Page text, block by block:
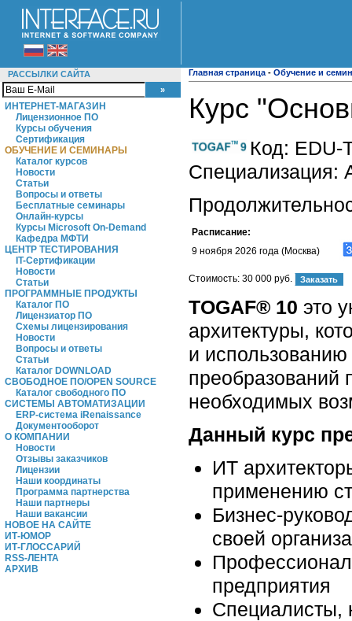
РАССЫЛКИ САЙТА
ИНТЕРНЕТ-МАГАЗИН
Лицензионное ПО
Курсы обучения
Сертификация
ОБУЧЕНИЕ И СЕМИНАРЫ
Каталог курсов
Новости
Статьи
Вопросы и ответы
Бесплатные семинары
Онлайн-курсы
Курсы Microsoft On-Demand
Кафедра МФТИ
ЦЕНТР ТЕСТИРОВАНИЯ
IT-Сертификации
Новости
Статьи
ПРОГРАММНЫЕ ПРОДУКТЫ
Каталог ПО
Лицензиатор ПО
Схемы лицензирования
Новости
Вопросы и ответы
Статьи
Каталог DOWNLOAD
СВОБОДНОЕ ПО/OPEN SOURCE
Каталог свободного ПО
СИСТЕМЫ АВТОМАТИЗАЦИИ
ERP-система iRenaissance
Документооборот
О КОМПАНИИ
Новости
Отзывы заказчиков
Лицензии
Наши координаты
Программа партнерства
Наши партнеры
Наши вакансии
НОВОЕ НА САЙТЕ
ИТ-ЮМОР
ИТ-ГЛОССАРИЙ
RSS-ЛЕНТА
АРХИВ
Главная страница - Обучение и
Курс
Код: EDU-
Специализация:
Расписание:
9 ноября 2026 года (Москва)
Стоимость: 30 000 руб.
TOGAF® 10 это
архитектуры,
и использованию
преобразований
необходимых
Данный курс
ИТ
применению
Бизнес-
своей
предприятия
Специалисты,